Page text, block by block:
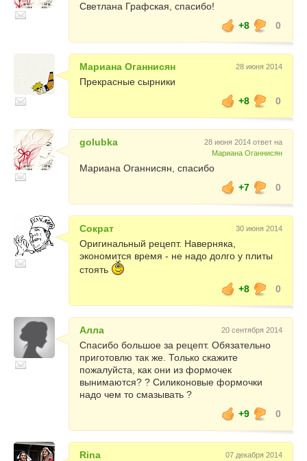
Светлана Графская, спасибо!
+8
0
Мариана Оганнисян 28 июня 2014
Прекрасные сырники
+8
0
golubka
28 июня 2014 ответ на
Мариана Оганнисян
Мариана Оганнисян, спасибо
+7
0
Сократ 30 июня 2014
Оригинальный рецепт. Наверняка,
экономится время - не надо долго у плиты
стоять
+8
0
Алла 20 сентября 2014
Спасибо большое за рецепт. Обязательно
приготовлю так же. Только скажите
пожалуйста, как они из формочек
вынимаются? ? Силиконовые формочки
надо чем то смазывать ?
+9
0
Rina 07 декабря 2014